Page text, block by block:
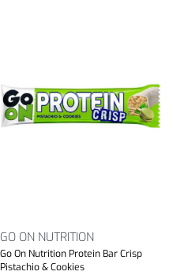
18 g
32 g
0.7 g
GO ON NUTRITION
Go On Nutrition Protein Bar Crisp
Pistachio & Cookies